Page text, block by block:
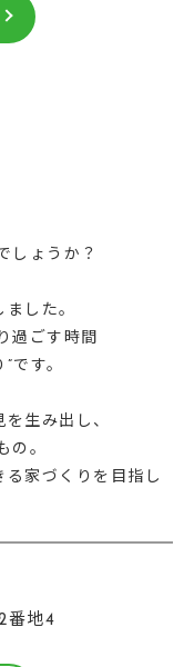
しょうか？
した。
過ごす時間
です。
生み出し、
の。
る家づくりを目指し
番地4